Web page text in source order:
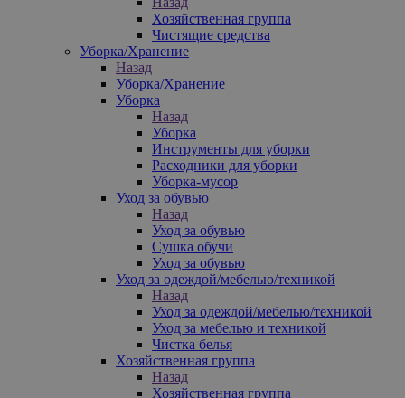
Хозяйственная группа
Чистящие средства
Уборка/Хранение
Назад
Уборка/Хранение
Уборка
Назад
Уборка
Инструменты для уборки
Расходники для уборки
Уборка-мусор
Уход за обувью
Назад
Уход за обувью
Сушка обучи
Уход за обувью
Уход за одеждой/мебелью/техникой
Назад
Уход за одеждой/мебелью/техникой
Уход за мебелью и техникой
Чистка белья
Хозяйственная группа
Назад
Хозяйственная группа